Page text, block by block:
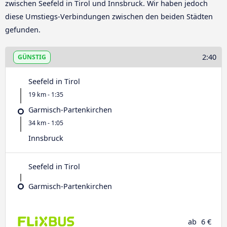
zwischen Seefeld in Tirol und Innsbruck. Wir haben jedoch
diese Umstiegs-Verbindungen zwischen den beiden Städten
gefunden.
GÜNSTIG 2:40
Seefeld in Tirol
19 km - 1:35
Garmisch-Partenkirchen
34 km - 1:05
Innsbruck
Seefeld in Tirol
Garmisch-Partenkirchen
ab 6 €